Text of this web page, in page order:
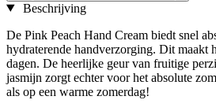
Beschrijving
De Pink Peach Hand Cream biedt snel
hydraterende handverzorging. Dit maakt
dagen. De heerlijke geur van fruitige
jasmijn zorgt echter voor het absolute
als op een warme zomerdag!